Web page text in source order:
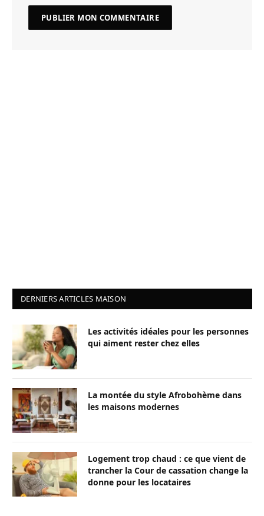
DERNIERS ARTICLES MAISON
Les activités idéales pour les personnes
qui aiment rester chez elles
La montée du style Afrobohème dans
les maisons modernes
Logement trop chaud : ce que vient de
trancher la Cour de cassation change la
donne pour les locataires